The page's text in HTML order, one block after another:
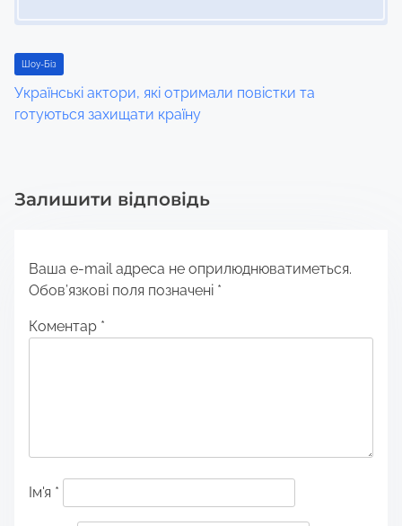
Шоу-Біз
Українські актори, які отримали повістки та
готуються захищати країну
Залишити відповідь
Ваша e-mail адреса не оприлюднюватиметься.
Обов’язкові поля позначені *
Коментар *
Ім'я *